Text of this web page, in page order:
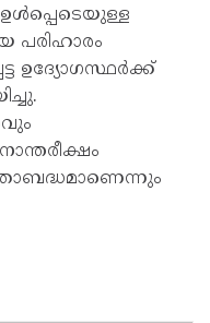
പരിഹാരം
ഉദ്യോഗസ്ഥർക്ക്